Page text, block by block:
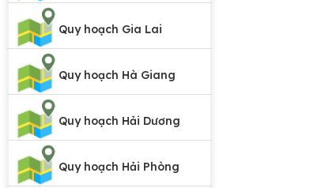
Quy hoạch Gia Lai
Quy hoạch Hà Giang
Quy hoạch Hải Dương
Quy hoạch Hải Phòng